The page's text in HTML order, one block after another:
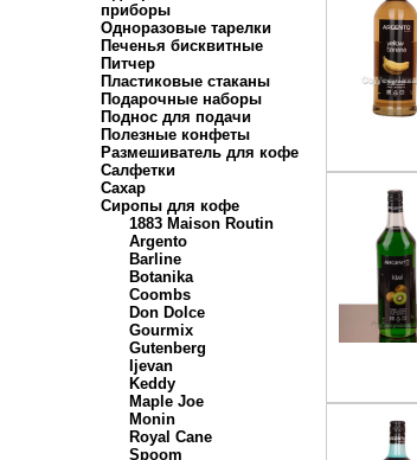
приборы
Одноразовые тарелки
Печенья бисквитные
Питчер
Пластиковые стаканы
Подарочные наборы
Поднос для подачи
Полезные конфеты
Размешиватель для кофе
Салфетки
Сахар
Сиропы для кофе
1883 Maison Routin
Argento
Barline
Botanika
Coombs
Don Dolce
Gourmix
Gutenberg
Ijevan
Keddy
Maple Joe
Monin
Royal Cane
Spoom